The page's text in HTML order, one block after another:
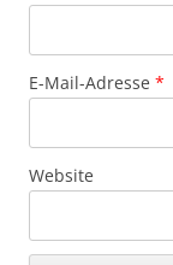
E-Mail-Adresse *
Website